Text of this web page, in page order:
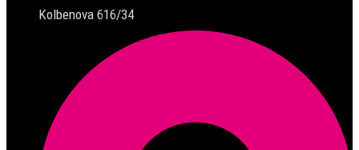
Kolbenova 616/34